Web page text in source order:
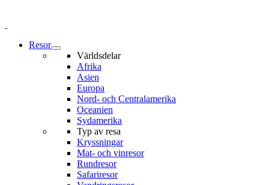
Resor
Världsdelar
Afrika
Asien
Europa
Nord- och Centralamerika
Oceanien
Sydamerika
Typ av resa
Kryssningar
Mat- och vinresor
Rundresor
Safariresor